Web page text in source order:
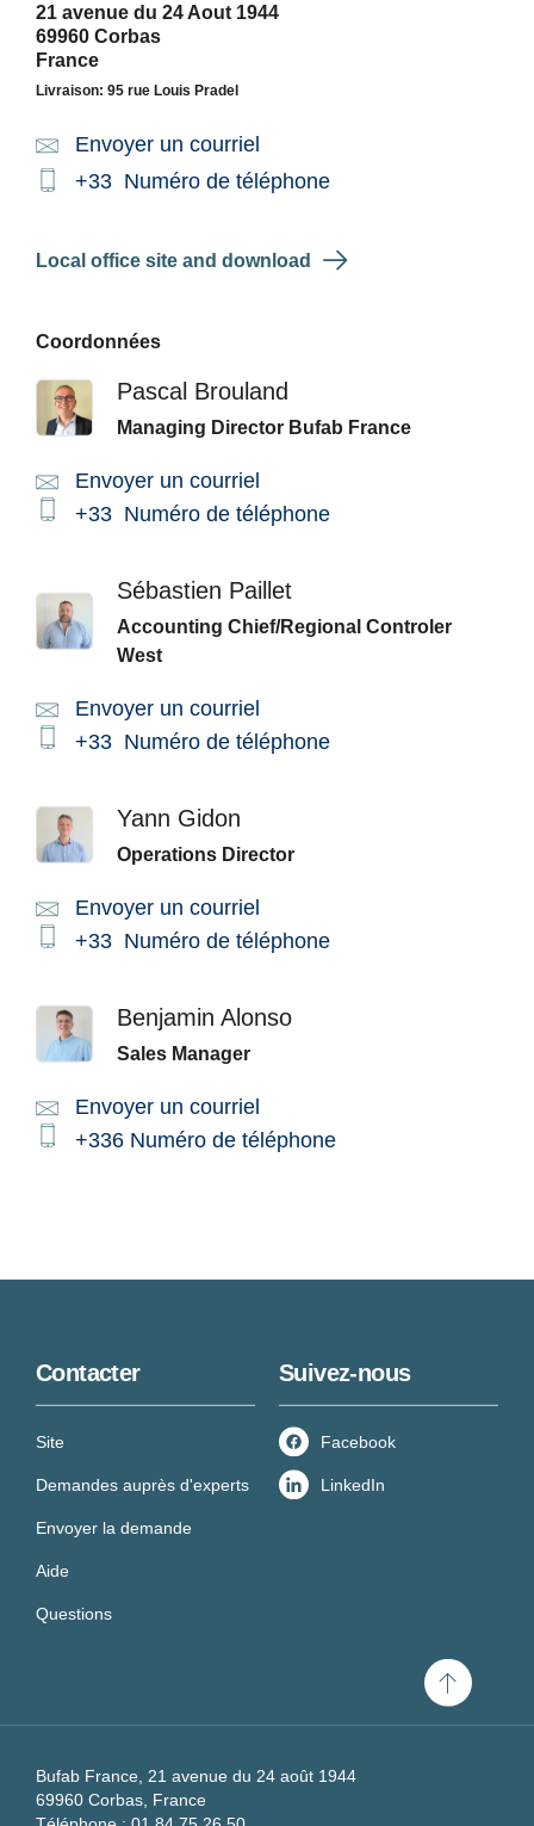
21 avenue du 24 Aout 1944
69960 Corbas
France
Livraison: 95 rue Louis Pradel
Email:
Envoyer un courriel
Phone:
+33 Numéro de téléphone
Local office site and download
Coordonnées
Pascal Brouland
Managing Director Bufab France
Email:
Envoyer un courriel
Phone:
+33 Numéro de téléphone
Sébastien Paillet
Accounting Chief/Regional Controler
West
Email:
Envoyer un courriel
Phone:
+33 Numéro de téléphone
Yann Gidon
Operations Director
Email:
Envoyer un courriel
Phone:
+33 Numéro de téléphone
Benjamin Alonso
Sales Manager
Email:
Envoyer un courriel
Phone:
+336 Numéro de téléphone
Contacter
Site
Demandes auprès d'experts
Envoyer la demande
Aide
Questions
Suivez-nous
Facebook
LinkedIn
Scroll
to
Bufab France, 21 avenue du 24 août 1944
69960 Corbas, France